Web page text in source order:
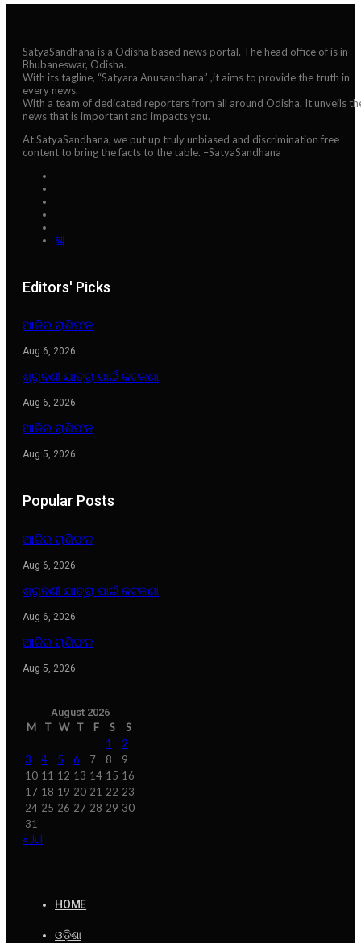
SatyaSandhana is a Odisha based news portal. The head office of is in
Bhubaneswar, Odisha.
With its tagline, “Satyara Anusandhana” ,it aims to provide the truth in
every news.
With a team of dedicated reporters from all around Odisha. It unveils
news that is important and impacts you.
At SatyaSandhana, we put up truly unbiased and discrimination free
content to bring the facts to the table. –SatyaSandhana
Editors' Picks
ଆଜିର ରାଶିଫଳ
Aug 6, 2026
ଶ୍ରାବଣୀ ଯାତ୍ରା ପାଇଁ କଟକଣା
Aug 6, 2026
ଆଜିର ରାଶିଫଳ
Aug 5, 2026
Popular Posts
ଆଜିର ରାଶିଫଳ
Aug 6, 2026
ଶ୍ରାବଣୀ ଯାତ୍ରା ପାଇଁ କଟକଣା
Aug 6, 2026
ଆଜିର ରାଶିଫଳ
Aug 5, 2026
August 2026
M T W T F S
S
1
2
3
4 5 6 7 8
9
10 11 12 13 14 15 16
17 18 19 20 21 22 23
24 25 26 27 28 29 30
31
« Jul
HOME
ଓଡ଼ିଶା